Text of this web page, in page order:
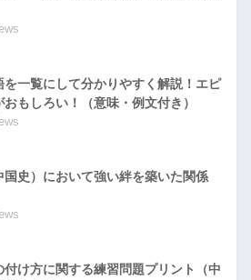
を一覧にして分かりやすく解説！エピ
おもしろい！（意味・例文付き）
国史）において強い絆を築いた関係
付け方に関する練習問題プリント（中